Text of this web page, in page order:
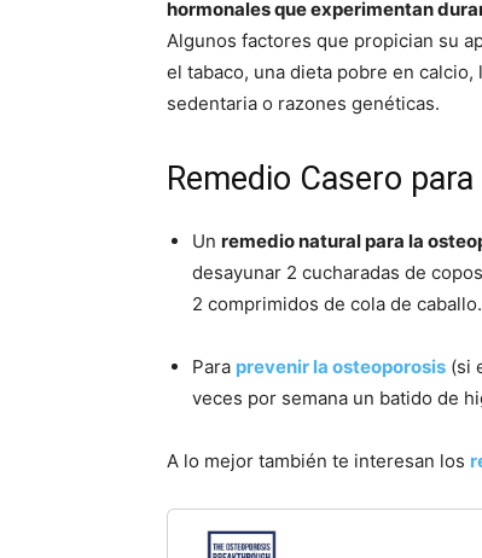
hormonales que experimentan
Algunos factores que propician su
el tabaco, una dieta pobre en calcio,
sedentaria o razones genéticas.
Remedio Casero
Un remedio natural para la
desayunar 2 cucharadas de
2 comprimidos de cola de caballo.
Para prevenir la osteoporosis (si
veces por semana un batido de
A lo mejor también te interesan los